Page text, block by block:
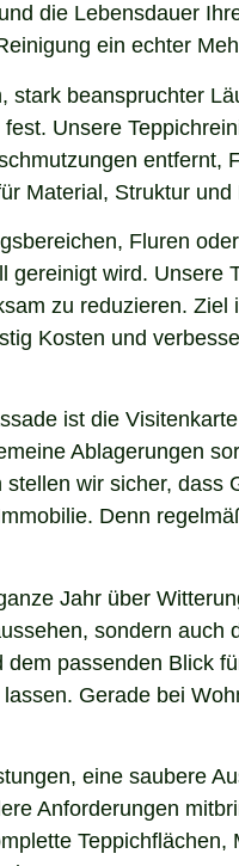
die Lebensdauer
ein echter
beanspruchter
Unsere
entfernt,
Material, Struktur
Fluren
wird. Unsere
zu reduzieren.
Kosten und
ist die
Ablagerungen
wir sicher, dass
Denn
Jahr über
sondern auch
passenden Blick
Gerade bei
eine saubere
Anforderungen